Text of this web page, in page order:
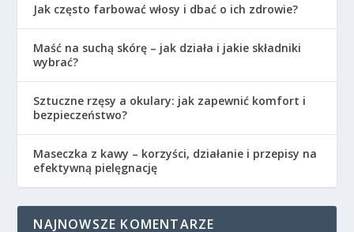
Jak często farbować włosy i dbać o ich zdrowie?
Maść na suchą skórę – jak działa i jakie składniki
wybrać?
Sztuczne rzęsy a okulary: jak zapewnić komfort i
bezpieczeństwo?
Maseczka z kawy – korzyści, działanie i przepisy na
efektywną pielęgnację
NAJNOWSZE KOMENTARZE